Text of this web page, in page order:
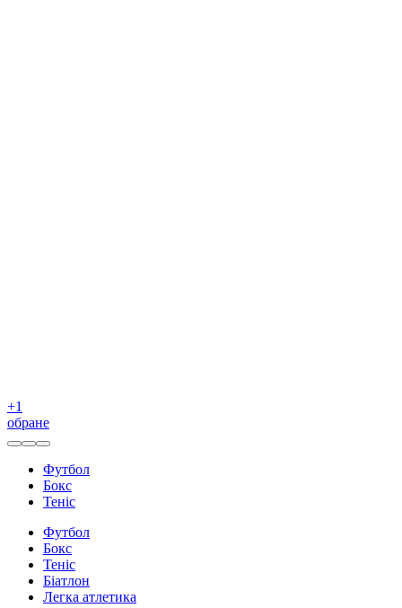
+1
обране
Футбол
Бокс
Теніс
Футбол
Бокс
Теніс
Біатлон
Легка атлетика